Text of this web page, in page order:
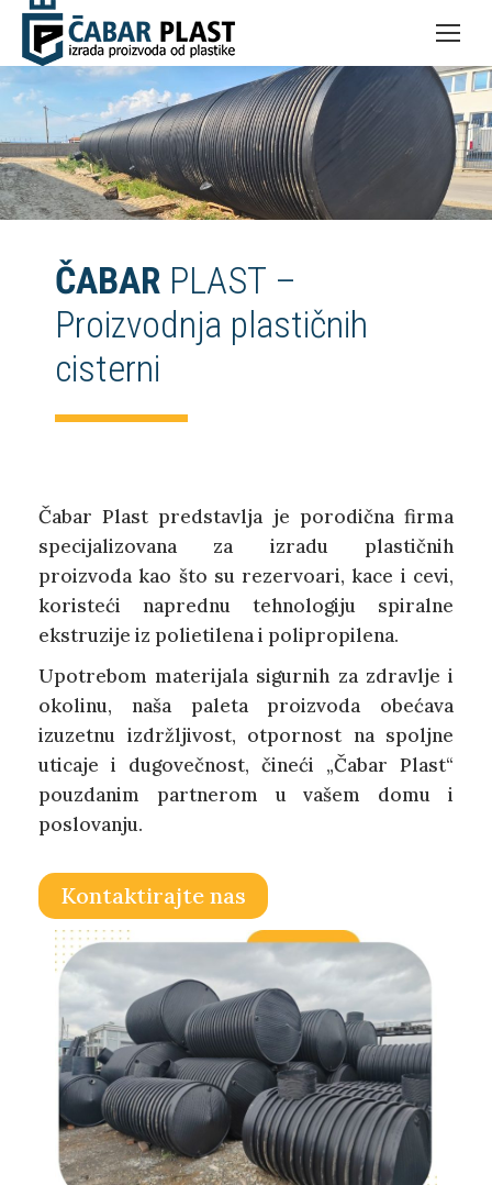
ČABAR PLAST –
Proizvodnja plastičnih
cisterni
Čabar Plast predstavlja je porodična firma
specijalizovana za izradu plastičnih
proizvoda kao što su rezervoari, kace i cevi,
koristeći naprednu tehnologiju spiralne
ekstruzije iz polietilena i polipropilena.
Upotrebom materijala sigurnih za zdravlje i
okolinu, naša paleta proizvoda obećava
izuzetnu izdržljivost, otpornost na spoljne
uticaje i dugovečnost, čineći „Čabar Plast“
pouzdanim partnerom u vašem domu i
poslovanju.
Kontaktirajte nas